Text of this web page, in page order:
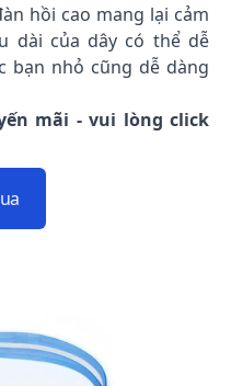
hồi cao mang lại cảm
dài của dây có thể dễ
bạn nhỏ cũng dễ dàng
mãi - vui lòng click